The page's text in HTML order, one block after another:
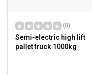
(0)
Semi-electric high lift
pallet truck 1000kg